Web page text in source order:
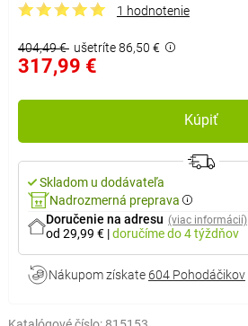
1 hodnotenie
404,49 € ušetríte 86,50 €
317,99 €
Kúpiť
Skladom u dodávateľa
Nadrozmerná preprava
Doručenie na adresu (viac informácií)
od 29,99 € |doručímedo 4 týždňov
Nákupom získate 604 Pohodáčikov